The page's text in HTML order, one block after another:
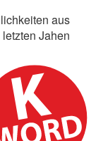
aus
Jahen